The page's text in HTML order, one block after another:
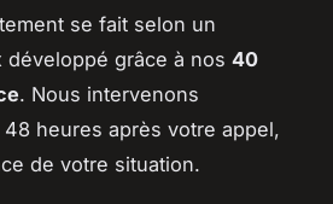
se fait selon un
grâce à nos 40
. Nous intervenons
heures après votre appel,
de votre situation.